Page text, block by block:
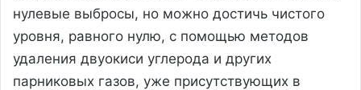
нулевые выбросы, но можно достичь чистого
уровня, равного нулю, с помощью методов
удаления двуокиси углерода и других
парниковых газов, уже присутствующих в